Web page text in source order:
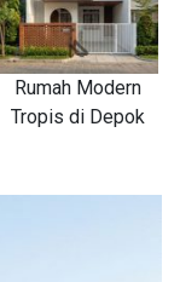
Rumah Modern
Tropis di Depok